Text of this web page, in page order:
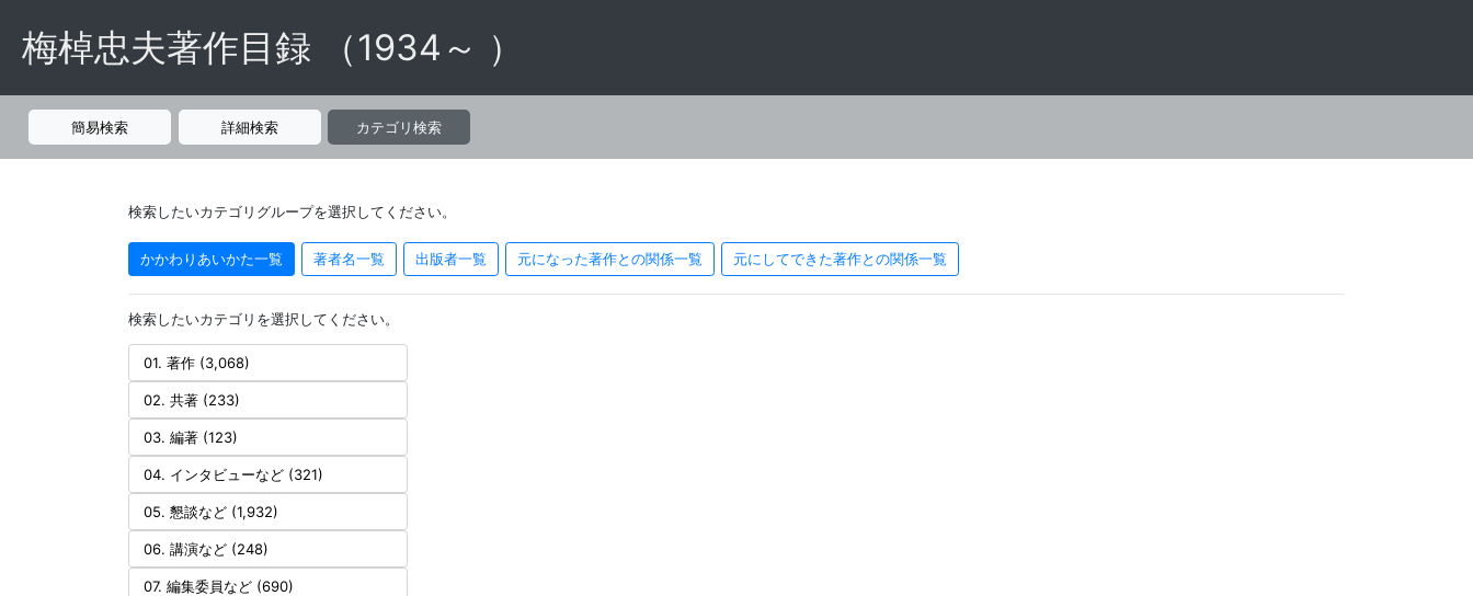
梅棹忠夫著作目録 （1934～ ）
簡易検索 詳細検索 カテゴリ検索
検索したいカテゴリグループを選択してください。
かかわりあいかた一覧 著者名一覧 出版者一覧 元になった著作との関係一覧 元にしてできた著作との関係一覧
検索したいカテゴリを選択してください。
01. 著作 (3,068)
02. 共著 (233)
03. 編著 (123)
04. インタビューなど (321)
05. 懇談など (1,932)
06. 講演など (248)
07. 編集委員など (690)